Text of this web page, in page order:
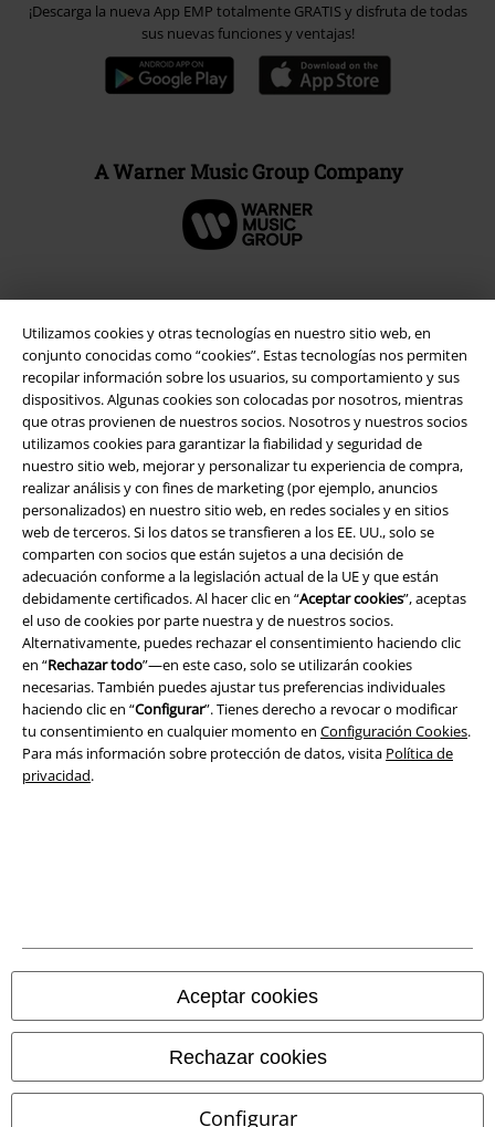
Utilizamos cookies y otras tecnologías en nuestro sitio web, en
conjunto conocidas como “cookies”. Estas tecnologías nos permiten
recopilar información sobre los usuarios, su comportamiento y sus
dispositivos. Algunas cookies son colocadas por nosotros, mientras
que otras provienen de nuestros socios. Nosotros y nuestros socios
utilizamos cookies para garantizar la fiabilidad y seguridad de
nuestro sitio web, mejorar y personalizar tu experiencia de compra,
realizar análisis y con fines de marketing (por ejemplo, anuncios
personalizados) en nuestro sitio web, en redes sociales y en sitios
web de terceros. Si los datos se transfieren a los EE. UU., solo se
comparten con socios que están sujetos a una decisión de
adecuación conforme a la legislación actual de la UE y que están
debidamente certificados. Al hacer clic en “Aceptar cookies”, aceptas
el uso de cookies por parte nuestra y de nuestros socios.
Alternativamente, puedes rechazar el consentimiento haciendo clic
en “Rechazar todo”—en este caso, solo se utilizarán cookies
necesarias. También puedes ajustar tus preferencias individuales
haciendo clic en “Configurar”. Tienes derecho a revocar o modificar
tu consentimiento en cualquier momento en Configuración Cookies.
Para más información sobre protección de datos, visita Política de
privacidad.
Aceptar cookies
Rechazar cookies
Configurar
¡Descarga la nueva App EMP totalmente GRATIS y disfruta de todas
sus nuevas funciones y ventajas!
A Warner Music Group Company
Seguridad
Legal
Términos y Condiciones
Aviso Legal
Ley protección de datos
Cancelar pedido
Todos los precios incluyen el IVA pero no losgastos de transporte
© 1986-2026 E.M.P. Merchandising HGmbH